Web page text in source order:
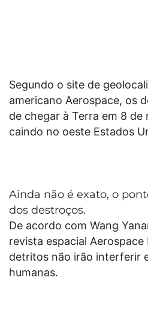
Segundo o site de
americano Aerospace, os
de chegar à Terra em 8 de
caindo no oeste Estados
Ainda não é exato, o
dos destroços.
De acordo com Wang
revista espacial
detritos não irão interferir
humanas.